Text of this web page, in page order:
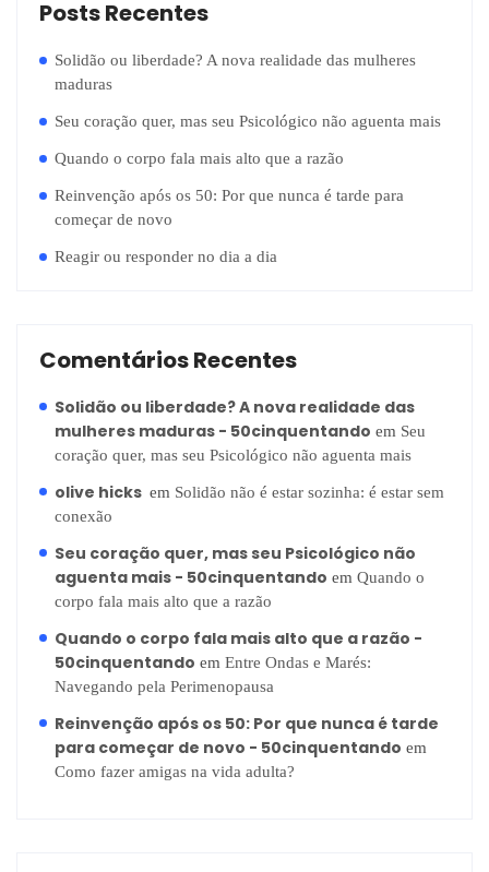
Posts Recentes
Solidão ou liberdade? A nova realidade das mulheres
maduras
Seu coração quer, mas seu Psicológico não aguenta mais
Quando o corpo fala mais alto que a razão
Reinvenção após os 50: Por que nunca é tarde para
começar de novo
Reagir ou responder no dia a dia
Comentários Recentes
Solidão ou liberdade? A nova realidade das
mulheres maduras - 50cinquentando em Seu
coração quer, mas seu Psicológico não aguenta mais
olive hicks em Solidão não é estar sozinha: é estar sem
conexão
Seu coração quer, mas seu Psicológico não
aguenta mais - 50cinquentando em Quando o
corpo fala mais alto que a razão
Quando o corpo fala mais alto que a razão -
50cinquentando em Entre Ondas e Marés:
Navegando pela Perimenopausa
Reinvenção após os 50: Por que nunca é tarde
para começar de novo - 50cinquentando em
Como fazer amigas na vida adulta?